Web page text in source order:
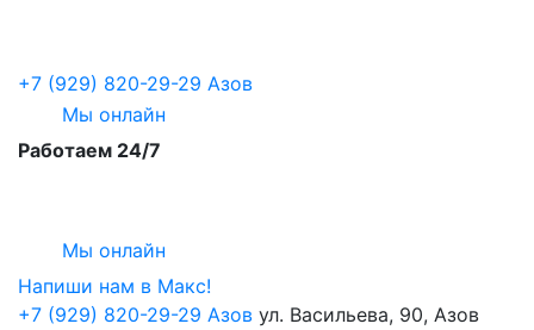
+7 (929) 820-29-29 Азов
Мы онлайн
Работаем 24/7
Мы онлайн
Напиши нам в Maкс!
+7 (929) 820-29-29 Азов ул. Васильева, 90, Азов